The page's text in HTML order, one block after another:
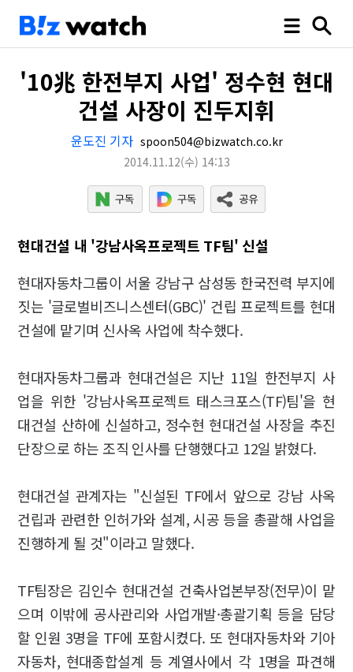
'10兆 한전부지 사업' 정수현 현대
건설 사장이 진두지휘
윤도진 기자 spoon504@bizwatch.co.kr
2014.11.12(수) 14:13
현대건설 내 '강남사옥프로젝트 TF팀' 신설
현대자동차그룹이 서울 강남구 삼성동 한국전력 부지에
짓는 '글로벌비즈니스센터(GBC)' 건립 프로젝트를 현대
건설에 맡기며 신사옥 사업에 착수했다.
현대자동차그룹과 현대건설은 지난 11일 한전부지 사
업을 위한 '강남사옥프로젝트 태스크포스(TF)팀'을 현
대건설 산하에 신설하고, 정수현 현대건설 사장을 추진
단장으로 하는 조직 인사를 단행했다고 12일 밝혔다.
현대건설 관계자는 "신설된 TF에서 앞으로 강남 사옥
건립과 관련한 인허가와 설계, 시공 등을 총괄해 사업을
진행하게 될 것"이라고 말했다.
TF팀장은 김인수 현대건설 건축사업본부장(전무)이 맡
으며 이밖에 공사관리와 사업개발·총괄기획 등을 담당
할 인원 3명을 TF에 포함시켰다. 또 현대자동차와 기아
자동차, 현대종합설계 등 계열사에서 각 1명을 파견해